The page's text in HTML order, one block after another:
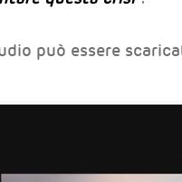
può essere